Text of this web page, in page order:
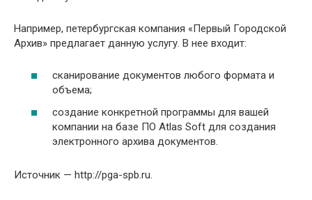
Например, петербургская компания «Первый Городской
Архив» предлагает данную услугу. В нее входит:
сканирование документов любого формата и
объема;
создание конкретной программы для вашей
компании на базе ПО Atlas Soft для создания
электронного архива документов.
Источник — http://pga-spb.ru.